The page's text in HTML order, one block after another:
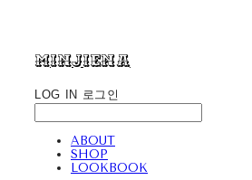
minjiena
LOG IN 로그인
ABOUT
SHOP
LOOKBOOK